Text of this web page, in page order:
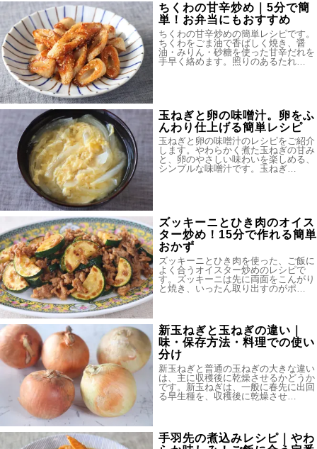
ちくわの甘辛炒め｜5分で簡
単！お弁当にもおすすめ
ちくわの甘辛炒めの簡単レシピです。
ちくわをごま油で香ばしく焼き、醤
油・みりん・砂糖を使った甘辛だれを
手早く絡めます。照りのあるたれ…
玉ねぎと卵の味噌汁。卵をふ
んわり仕上げる簡単レシピ
玉ねぎと卵の味噌汁のレシピをご紹介
します。やわらかく煮た玉ねぎの甘み
と、卵のやさしい味わいを楽しめる、
シンプルな味噌汁です。玉ねぎ…
ズッキーニとひき肉のオイス
ター炒め！15分で作れる簡単
おかず
ズッキーニとひき肉を使った、ご飯に
よく合うオイスター炒めのレシピで
す。ズッキーニは先に両面をこんがり
と焼き、いったん取り出すのがポ…
新玉ねぎと玉ねぎの違い｜
味・保存方法・料理での使い
分け
新玉ねぎと普通の玉ねぎの大きな違い
は、主に収穫後に乾燥させるかどうか
です。新玉ねぎは、一般に春先に出回
る早生種を、収穫後に乾燥させ…
手羽先の煮込みレシピ｜やわ